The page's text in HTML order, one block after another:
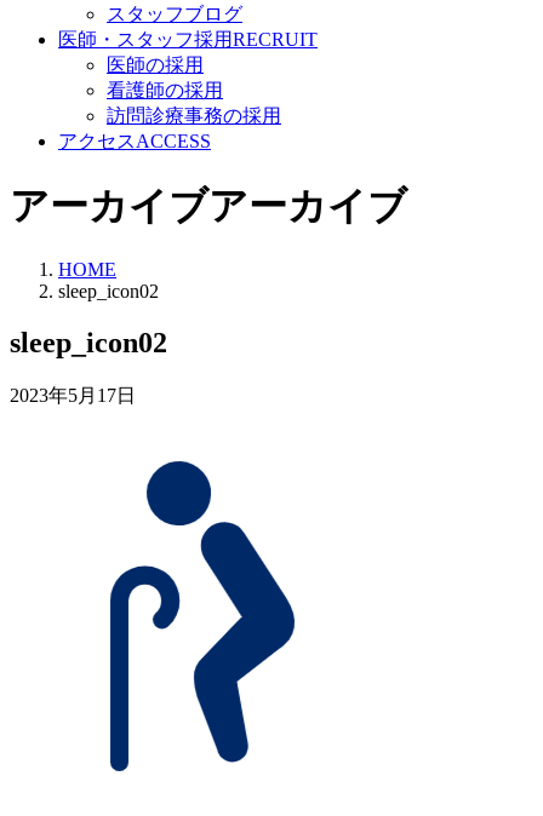
スタッフブログ
医師・スタッフ採用RECRUIT
医師の採用
看護師の採用
訪問診療事務の採用
アクセスACCESS
アーカイブアーカイブ
HOME
sleep_icon02
sleep_icon02
2023年5月17日